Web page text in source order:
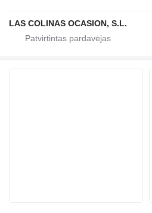
LAS COLINAS OCASION, S.L.